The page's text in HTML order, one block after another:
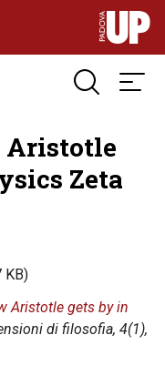
Aristotle
Zeta
KB)
Aristotle gets by in
di filosofia, 4(1),